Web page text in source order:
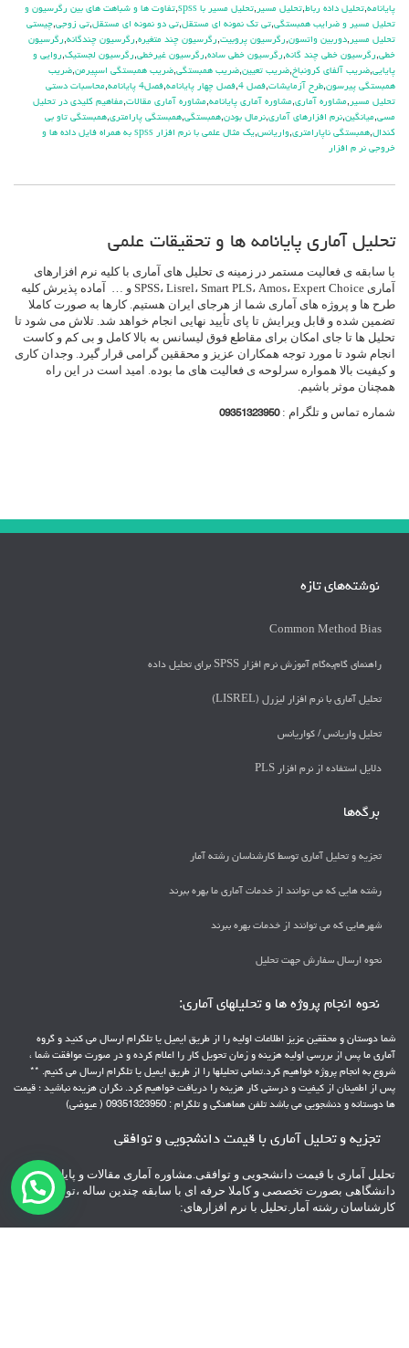
پایانامه,تحلیل داده رباط,تحلیل مسیر ,تحلیل مسیر با spss ,تفاوت ها و شباهت های بین رگرسیون و
تحلیل مسیر و ضرایب همبستگی,تی تک نمونه ای مستقل,تی دو نمونه ای مستقل,تی زوجی,چیستی
تحلیل مسیر ,دوربین واتسون,رگرسیون پروبیت,رگرسیون چند متغیره,رگرسیون چندگانه,رگرسیون
خطی,رگرسیون خطی چند گانه,رگرسیون خطی ساده,رگرسیون غیرخطی,رگرسیون لجستیک,روایی و
پایایی,ضریب آلفای کرونباخ,ضریب تعیین,ضریب همبستگی,ضریب همبستگی اسپیرمن,ضریب
همبستگی پیرسون,طرح آزمایشات,فصل 4 ,فصل چهار پایانامه,فصل4 پایانامه ,محاسبات دستی
تحلیل مسیر ,مشاوره آماری,مشاوره آماری پایانامه,مشاوره آماری مقالات,مفاهیم کلیدی در تحلیل
مسی,میانگین,نرم افزارهای آماری,نرمال بودن,همبستگی,همبستگی پارامتری,همبستگی تاو بی
کندال,همبستگی ناپارامتری,واریانس,
یک مثال علمی با نرم افزار spss به همراه فایل داده ها و
خروجی نر م افزار
تحلیل آماری پایانامه ها و تحقیقات علمی
با سابقه ی فعالیت مستمر در زمینه ی تحلیل های آماری با کلیه نرم افزارهای
آماری SPSS، Lisrel، Smart PLS، Amos، Expert Choice و … آماده پذیرش کلیه
طرح ها و پروژه های آماری شما از هرجای ایران هستیم. کارها به صورت کاملا
تضمین شده و قابل ویرایش تا پای تأیید نهایی انجام خواهد شد. تلاش می شود تا
تحلیل ها تا جای امکان برای مقاطع فوق لیسانس به بالا کامل و بی کم و کاست
انجام شود تا مورد توجه همکاران عزیز و محققین گرامی قرار گیرد. وجدان کاری
و کیفیت بالا همواره سرلوحه ی فعالیت های ما بوده. امید است در این راه
همچنان موثر باشیم.
شماره تماس و تلگرام :09351323950
نوشته‌های تازه
Common Method Bias
راهنمای گام‌به‌گام آموزش نرم افزار SPSS برای تحلیل داده
تحلیل آماری با نرم افزار لیزرل (LISREL)
تحليل واريانس / كواريانس
دلايل استفاده از نرم افزار PLS
برگه‌ها
تجزیه و تحلیل آماری توسط کارشناسان رشته آمار
رشته هایی که می توانند از خدمات آماری ما بهره ببرند
شهرهایی که می توانند از خدمات بهره ببرند
نحوه ارسال سفارش جهت تحلیل
نحوه انجام پروژه ها و تحلیلهای آماری:
شما دوستان و محققین عزیز اطلاعات اولیه را از طریق ایمیل یا تلگرام ارسال می کنید و گروه
آماری ما پس از بررسی اولیه هزینه و زمان تحویل کار را اعلام کرده و در صورت موافقت شما ،
شروع به انجام پروژه خواهیم کرد.تمامی تحلیلها را از طریق ایمیل یا تلگرام ارسال می کنیم. **
پس از اطمینان از کیفیت و درستی کار هزینه را دریافت خواهیم کرد. نگران هزینه نباشید ؛ قیمت
ها دوستانه و دنشجویی می باشد تلفن هماهنگی و تلگرام : 09351323950 ( عیوضی)
تجزیه و تحلیل آماری با قیمت دانشجویی و توافقی
تحلیل آماری با قیمت دانشجویی و توافقی.مشاوره آماری مقالات و پایانامه های
دانشگاهی بصورت تخصصی و کاملا حرفه ای با سابقه چندین ساله ،توسط
کارشناسان رشته آمار.تحلیل با نرم افزارهای:
spss – pls – Lisrel – Amos – minitab – AHP – topsis